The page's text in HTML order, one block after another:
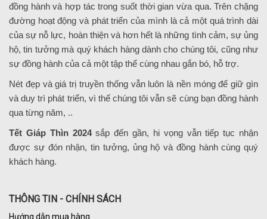
đồng hành và hợp tác trong suốt thời gian vừa qua. Trên chặng
đường hoạt động và phát triển của mình là cả một quá trình dài
của sự nỗ lực, hoàn thiện và hơn hết là những tình cảm, sự ủng
hộ, tin tưởng mà quý khách hàng dành cho chúng tôi, cũng như
sự đồng hành của cả một tập thể cùng nhau gắn bó, hỗ trợ.
Nét đẹp và giá trị truyền thống vẫn luôn là nền móng để giữ gìn
và duy trì phát triển, vì thế chúng tôi vẫn sẽ cùng bạn đồng hành
qua từng năm, ..
Tết Giáp Thìn 2024 sắp đến gần, hi vọng vẫn tiếp tục nhận
được sự đón nhận, tin tưởng, ủng hộ và đồng hành cùng quý
khách hàng.
THÔNG TIN - CHÍNH SÁCH
Hướng dẫn mua hàng